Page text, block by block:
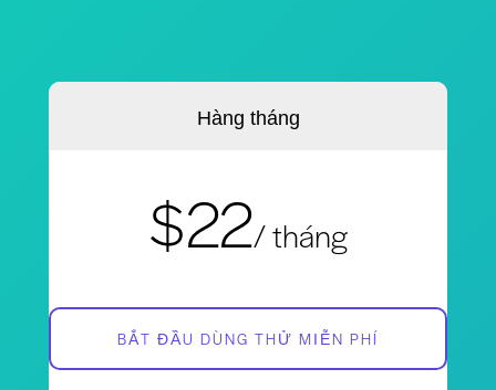
Hàng tháng
$22/ tháng
BẮT ĐẦU DÙNG THỬ MIỄN PHÍ